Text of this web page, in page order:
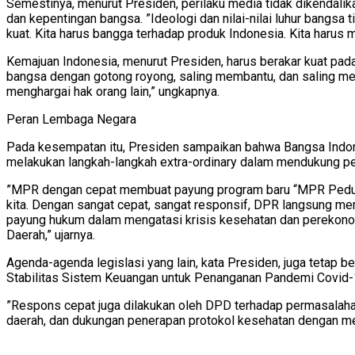
Semestinya, menurut Presiden, perilaku media tidak
dan kepentingan bangsa. ”Ideologi dan nilai-nilai luhur bangsa
kuat. Kita harus bangga terhadap produk Indonesia. Kita harus
Kemajuan Indonesia, menurut Presiden, harus berakar kuat
bangsa dengan gotong royong, saling membantu, dan saling
menghargai hak orang lain,” ungkapnya.
Peran Lembaga Negara
Pada kesempatan itu, Presiden sampaikan bahwa Bangsa
melakukan langkah-langkah extra-ordinary dalam mendukung
”MPR dengan cepat membuat payung program baru “MPR
kita. Dengan sangat cepat, sangat responsif, DPR langsung
payung hukum dalam mengatasi krisis kesehatan dan
Daerah,” ujarnya.
Agenda-agenda legislasi yang lain, kata Presiden, juga tetap
Stabilitas Sistem Keuangan untuk Penanganan Pandemi
”Respons cepat juga dilakukan oleh DPD terhadap
daerah, dan dukungan penerapan protokol kesehatan dengan